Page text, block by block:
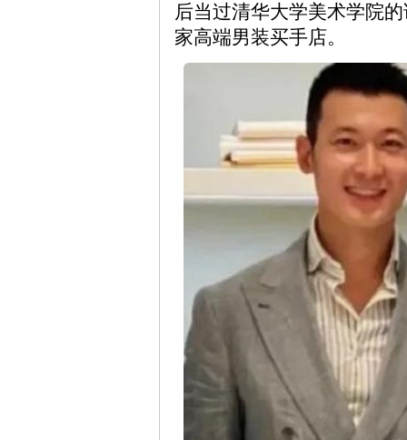
后当过清华大学美术学院
家高端男装买手店。